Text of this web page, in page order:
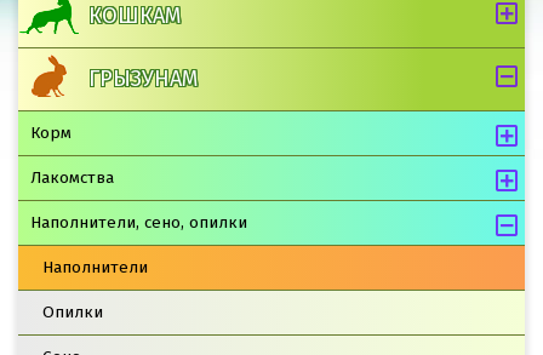
КОШКАМ
ГРЫЗУНАМ
Корм
Лакомства
Наполнители, сено, опилки
Наполнители
Опилки